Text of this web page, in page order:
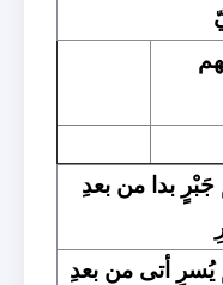
بدا من بعدِ
يُسرٍ أتى من بعدِ